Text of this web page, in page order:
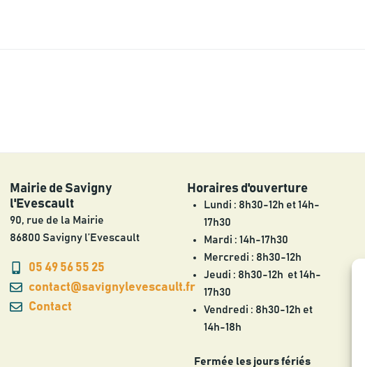
Mairie de Savigny
l'Evescault
90, rue de la Mairie
86800 Savigny l’Evescault
05 49 56 55 25
contact@savignylevescault.fr
Contact
Horaires d'ouverture
Lundi : 8h30-12h et 14h-
17h30
Mardi : 14h-17h30
Mercredi : 8h30-12h
Jeudi : 8h30-12h et 14h-
17h30
Vendredi : 8h30-12h et
14h-18h
Fermée les jours fériés